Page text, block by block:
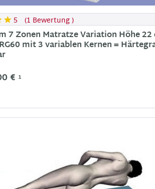
5 (1 Bewertung)
7 Zonen Matratze Variation Höhe 22
mit 3 variablen Kernen =
€ 1